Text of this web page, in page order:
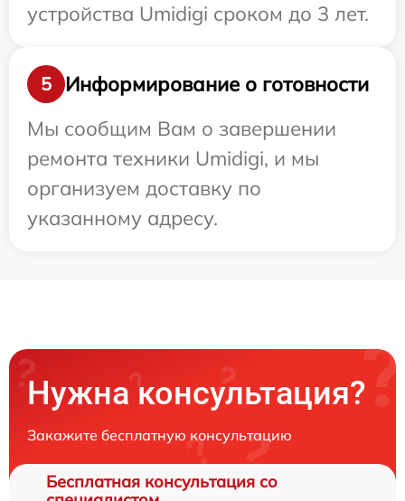
устройства Umidigi сроком до 3 лет.
5
Информирование о готовности
Мы сообщим Вам о завершении
ремонта техники Umidigi, и мы
организуем доставку по
указанному адресу.
Нужна консультация?
Закажите бесплатную консультацию
Бесплатная консультация со